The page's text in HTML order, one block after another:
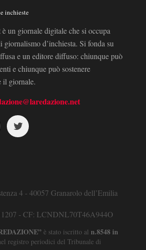
inchieste
un giornale digitale che si occupa
giornalismo d’inchiesta. Si fonda su
e un editore diffuso: chiunque può
e chiunque può sostenere
il giornale.
4 - 40057 Granarolo dell’Emilia
- CF: LCNDNL70T46A944O
è stato iscritto al n.8548 in
registro periodici del Tribunale di